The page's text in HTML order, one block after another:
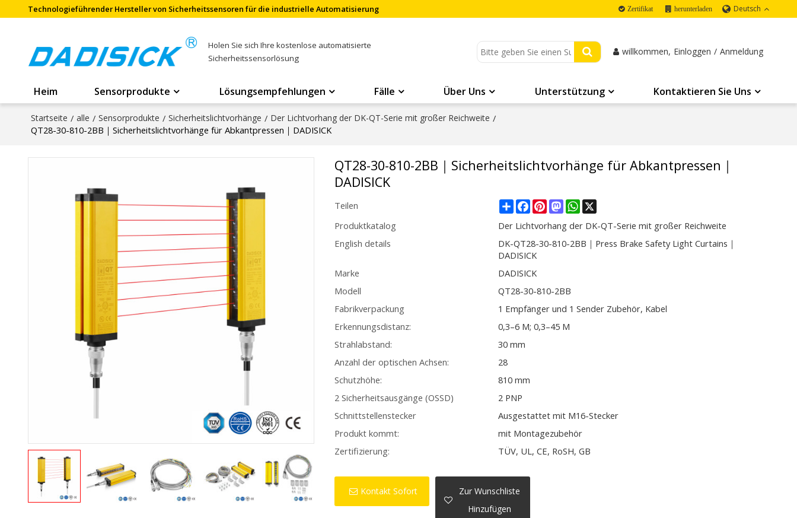
Technologieführender Hersteller von Sicherheitssensoren für die industrielle Automatisierung Zertifikat herunterladen Deutsch
Holen Sie sich Ihre kostenlose automatisierte
Sicherheitssensorlösung
willkommen, Einloggen / Anmeldung
Heim Sensorprodukte Lösungsempfehlungen Fälle Über Uns Unterstützung Kontaktieren Sie Uns
Startseite / alle / Sensorprodukte / Sicherheitslichtvorhänge / Der Lichtvorhang der DK-QT-Serie mit großer Reichweite /
QT28-30-810-2BB｜Sicherheitslichtvorhänge für Abkantpressen｜DADISICK
QT28-30-810-2BB｜Sicherheitslichtvorhänge für Abkantpressen｜
DADISICK
Teilen ShareFacebook
PinterestMastodonWhatsApp
Produktkatalog
Der Lichtvorhang der DK-QT-Serie mit großer Reichweite
English details
DK-QT28-30-810-2BB｜Press Brake Safety Light Curtains｜
DADISICK
Marke
DADISICK
Modell
QT28-30-810-2BB
Fabrikverpackung
1 Empfänger und 1 Sender Zubehör, Kabel
Erkennungsdistanz:
0,3–6 M; 0,3–45 M
Strahlabstand:
30 mm
Anzahl der optischen Achsen:
28
Schutzhöhe:
810 mm
2 Sicherheitsausgänge (OSSD)
2 PNP
Schnittstellenstecker
Ausgestattet mit M16-Stecker
Produkt kommt:
mit Montagezubehör
Zertifizierung:
TÜV, UL, CE, RoSH, GB
Kontakt Sofort
Zur Wunschliste
Hinzufügen